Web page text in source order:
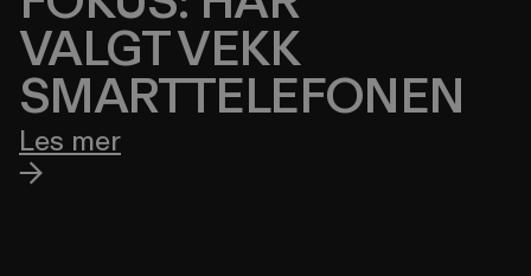
VALGT VEKK
SMARTTELEFONEN
Les mer